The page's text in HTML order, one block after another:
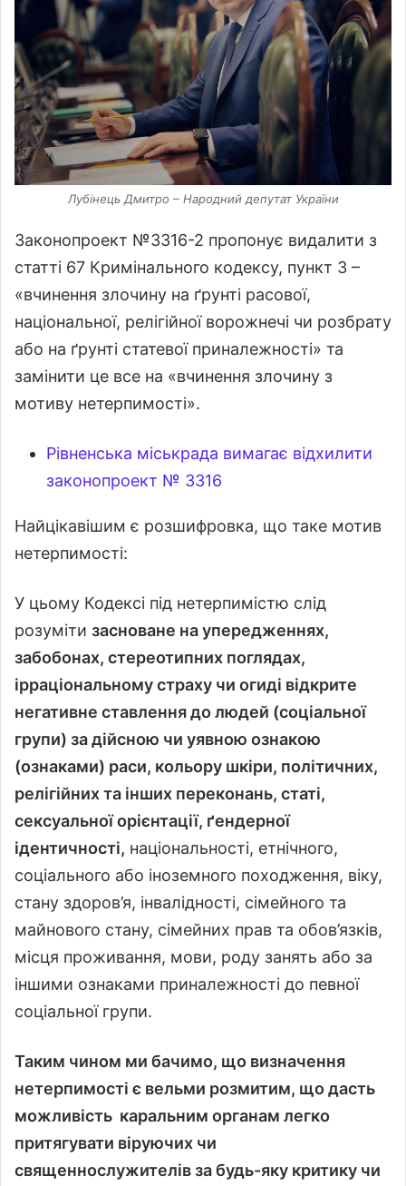
Лубінець Дмитро – Народний депутат України
Законопроект №3316-2 пропонує видалити з
статті 67 Кримінального кодексу, пункт 3 –
«вчинення злочину на ґрунті расової,
національної, релігійної ворожнечі чи розбрату
або на ґрунті статевої приналежності» та
замінити це все на «вчинення злочину з
мотиву нетерпимості».
Рівненська міськрада вимагає відхилити
законопроект № 3316
Найцікавішим є розшифровка, що таке мотив
нетерпимості:
У цьому Кодексі під нетерпимістю слід
розуміти засноване на упередженнях,
забобонах, стереотипних поглядах,
ірраціональному страху чи огиді відкрите
негативне ставлення до людей (соціальної
групи) за дійсною чи уявною ознакою
(ознаками) раси, кольору шкіри, політичних,
релігійних та інших переконань, статі,
сексуальної орієнтації, ґендерної
ідентичності, національності, етнічного,
соціального або іноземного походження, віку,
стану здоров’я, інвалідності, сімейного та
майнового стану, сімейних прав та обов’язків,
місця проживання, мови, роду занять або за
іншими ознаками приналежності до певної
соціальної групи.
Таким чином ми бачимо, що визначення
нетерпимості є вельми розмитим, що дасть
можливість каральним органам легко
притягувати віруючих чи
священнослужителів за будь-яку критику чи